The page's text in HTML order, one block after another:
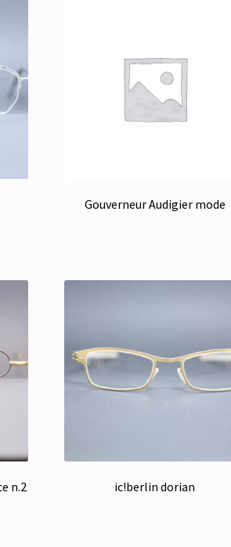
Gouverneur Audigier mode
n.2 ic!berlin dorian